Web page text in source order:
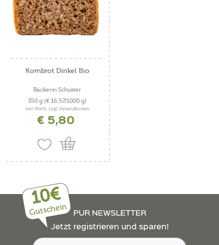
Kornbrot Dinkel Bio
Bäckerei Schuster
350 g (€ 16,57/1000 g)
inkl. MwSt. zzgl. Versandkosten
€ 5,80
10€
Gutschein
PUR NEWSLETTER
Jetzt registrieren und sparen!